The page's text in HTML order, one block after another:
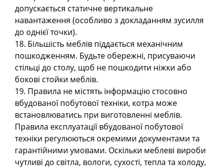
допускається статичне вертикальне
навантаження (особливо з докладанням зусилля
до однієї точки).
18. Більшість меблів піддається механічним
пошкодженням. Будьте обережні, присуваючи
стільці до столу, щоб не пошкодити ніжки або
бокові стойки меблів.
19. Правила не містять інформацію стосовно
вбудованої побутової техніки, котра може
встановлюватись при виготовленні меблів.
Правила експлуатації вбудованої побутової
техніки регулюються окремими документами та
гарантійними умовами. Оскільки меблеві вироби
чутливі до світла, вологи, сухості, тепла та холоду,